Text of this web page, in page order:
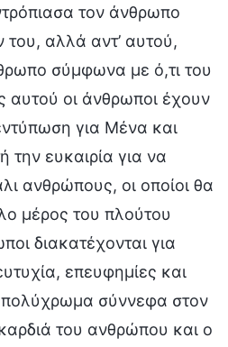
τον άνθρωπο
αλλά αντ’ αυτού,
σύμφωνα με ό,τι του
αυτού οι άνθρωποι έχουν
για Μένα και
την ευκαιρία για να
ανθρώπους, οι οποίοι θα
μέρος του πλούτου
διακατέχονται για
επευφημίες και
πολύχρωμα σύννεφα στον
του ανθρώπου και ο